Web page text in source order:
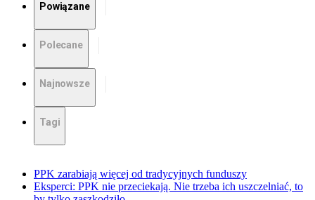
Powiązane
Polecane
Najnowsze
Tagi
PPK zarabiają więcej od tradycyjnych funduszy
Eksperci: PPK nie przeciekają. Nie trzeba ich uszczelniać, to